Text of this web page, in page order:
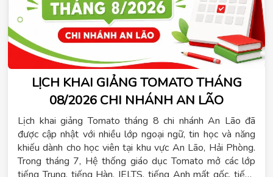
LỊCH KHAI GIẢNG TOMATO THÁNG
08/2026 CHI NHÁNH AN LÃO
Lịch khai giảng Tomato tháng 8 chi nhánh An Lão đã
được cập nhật với nhiều lớp ngoại ngữ, tin học và năng
khiếu dành cho học viên tại khu vực An Lão, Hải Phòng.
Trong tháng 7, Hệ thống giáo dục Tomato mở các lớp